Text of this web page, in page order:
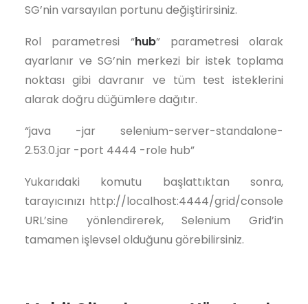
SG’nin varsayılan portunu değiştirirsiniz.
Rol parametresi “hub” parametresi olarak
ayarlanır ve SG’nin merkezi bir istek toplama
noktası gibi davranır ve tüm test isteklerini
alarak doğru düğümlere dağıtır.
“java -jar selenium-server-standalone-
2.53.0.jar -port 4444 -role hub”
Yukarıdaki komutu başlattıktan sonra,
tarayıcınızı http://localhost:4444/grid/console
URL’sine yönlendirerek, Selenium Grid’in
tamamen işlevsel olduğunu görebilirsiniz.